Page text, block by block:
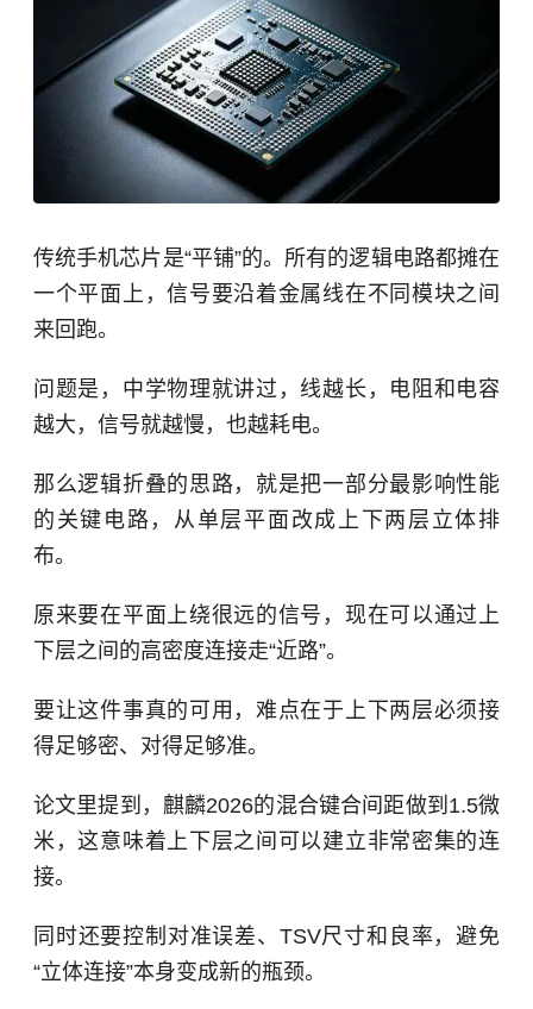
传统手机芯片是“平铺”的。所有的逻辑电路都摊在
一个平面上，信号要沿着金属线在不同模块之间
来回跑。
问题是，中学物理就讲过，线越长，电阻和电容
越大，信号就越慢，也越耗电。
那么逻辑折叠的思路，就是把一部分最影响性能
的关键电路，从单层平面改成上下两层立体排
布。
原来要在平面上绕很远的信号，现在可以通过上
下层之间的高密度连接走“近路”。
要让这件事真的可用，难点在于上下两层必须接
得足够密、对得足够准。
论文里提到，麒麟2026的混合键合间距做到1.5微
米，这意味着上下层之间可以建立非常密集的连
接。
同时还要控制对准误差、TSV尺寸和良率，避免
“立体连接”本身变成新的瓶颈。